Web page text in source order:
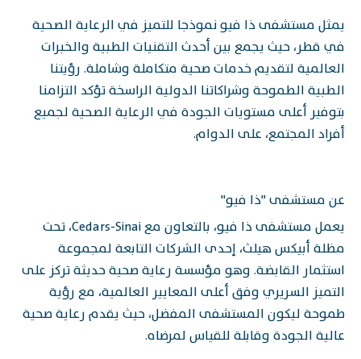
يمثل مستشفى ذا فيو نموذجا للتميز في الرعاية الصحية
في قطر، حيث يجمع بين أحدث التقنيات الطبية والخبرات
العالمية لتقديم خدمات صحية متكاملة وشاملة. رؤيتنا
الطبية الطموحة وشراكاتنا الدولية الراسخة تؤكد التزامنا
بتوفير أعلى مستويات الجودة في الرعاية الصحية لجميع
أفراد المجتمع، على الدوام.
عن مستشفى "ذا فيو"
يعمل مستشفى ذا فيو، بالتعاون مع Cedars-Sinai، تحت
مظلة أبيكس هيلث، إحدى الشركات التابعة لمجموعة
استثمار القابضة. وهو مؤسسة رعاية صحية حديثة تركز على
التميز السريري وفق أعلى المعايير العالمية، مع رؤية
طموحة ليكون المستشفى المفضل، حيث يقدم رعاية صحية
عالية الجودة وقابلة للقياس لمرضاه.